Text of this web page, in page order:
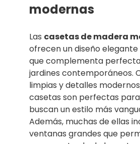
modernas
Las casetas de madera
ofrecen un diseño
que complementa
jardines contemporáneos.
limpias y detalles
casetas son perfectas
buscan un estilo más
Además, muchas de ellas
ventanas grandes que